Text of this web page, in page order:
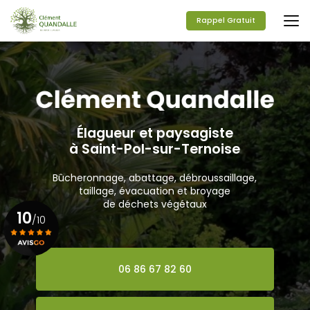
Aller
au
contenu
principal
Rappel Gratuit
Élagueur et paysagiste
à Saint-Pol-sur-Ternoise
Bûcheronnage, abattage, débroussaillage,
taillage, évacuation et broyage
de déchets végétaux
06 86 67 82 60
10/10
Voir le certificat